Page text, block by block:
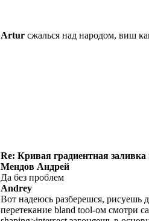
Artur сжалься над народом, виш
Re: Кривая градиентная заливка
Мендов Андрей
Да без проблем
Andrey
Вот надеюсь разберешся, рисуешь
перетекание bland tool-ом смотри